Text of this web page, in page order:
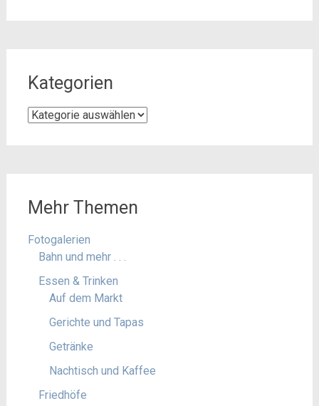
Kategorien
Kategorien
Mehr Themen
Fotogalerien
Bahn und mehr . . .
Essen & Trinken
Auf dem Markt
Gerichte und Tapas
Getränke
Nachtisch und Kaffee
Friedhöfe